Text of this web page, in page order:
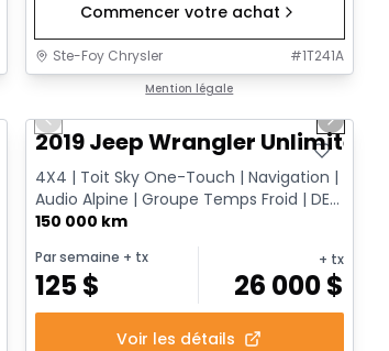
Commencer votre achat
Ste-Foy Chrysler #1T241A
Mention légale
slide
Très bonne offre
Previous slide Next
2019 Jeep Wrangler Unlimited
4X4 | Toit Sky One-Touch | Navigation |
Audio Alpine | Groupe Temps Froid | DEL
| Surveillance des a...
150 000 km
Par semaine + tx
125$
+ tx
26 000$
Voir les détails